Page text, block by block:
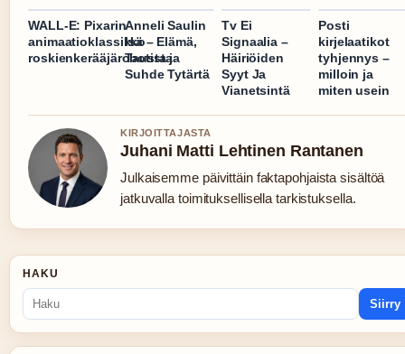
WALL-E: Pixarin
animaatioklassikko
roskienkerääjärobotista
Anneli Saulin
Isä – Elämä,
Tausta ja
Suhde Tytärtä
Tv Ei
Signaalia –
Häiriöiden
Syyt Ja
Vianetsintä
Posti
kirjelaatikot
tyhjennys –
milloin ja
miten usein
KIRJOITTAJASTA
Juhani Matti Lehtinen Rantanen
Julkaisemme päivittäin faktapohjaista sisältöä
jatkuvalla toimituksellisella tarkistuksella.
HAKU
Siirry